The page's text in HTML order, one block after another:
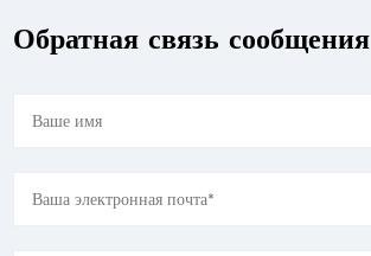
Обратная связь сообщения